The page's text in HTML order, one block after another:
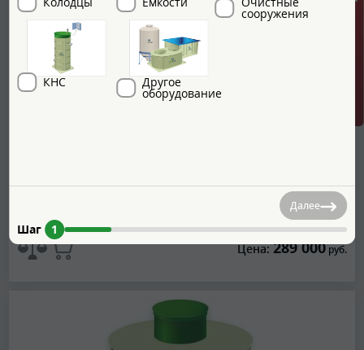
Фактический объем: 5.4 м
Габариты:
2000x2000x2300 мм
Вес:
167 кг
Нет
Цена: 289 000руб.
сооружения
КНС Другое
оборудование
Шаг 1
Далее